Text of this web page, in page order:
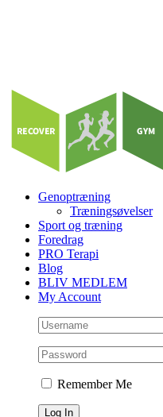
Genoptræning
Træningsøvelser
Sport og træning
Foredrag
PRO Terapi
Blog
BLIV MEDLEM
My Account
Remember Me